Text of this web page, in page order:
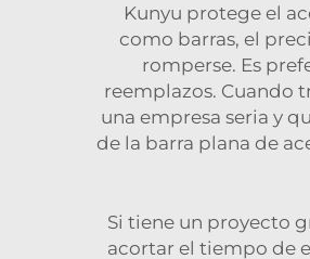
Kunyu protege el
como barras, el
romperse. Es
reemplazos. Cuando
una empresa seria y
de la barra plana de
Si tiene un proyecto
acortar el tiempo de